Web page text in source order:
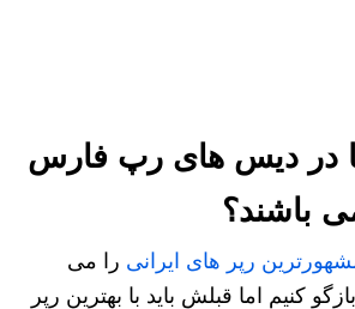
در دیس های رپ فارس
باشند؟
رپر های ایرانی را می
کنیم اما قبلش باید با بهترین رپر